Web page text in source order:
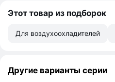
Этот товар из подборок
Для воздухоохладителей
Другие варианты серии